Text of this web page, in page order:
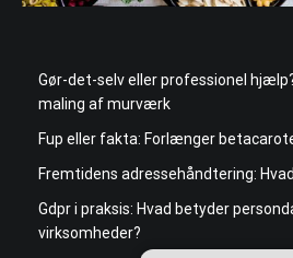
Gør-det-selv eller professionel
maling af murværk
Fup eller fakta: Forlænger
Fremtidens adressehåndtering:
Gdpr i praksis: Hvad betyder
virksomheder?